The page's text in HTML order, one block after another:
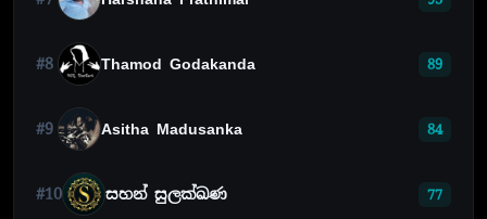
#8 Thamod Godakanda 89
#9 Asitha Madusanka 84
#10 සහන් සුලක්ඛණ 77